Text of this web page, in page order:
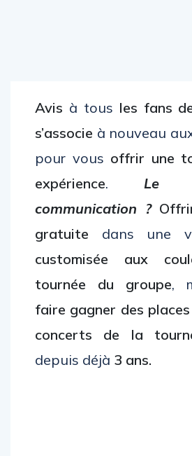
Avis à tous les fans
s’associe à nouveau
pour vous offrir une
expérience. Le
communication ?
gratuite dans une
customisée aux
tournée du groupe,
faire gagner des places
concerts de la
depuis déjà 3 ans.